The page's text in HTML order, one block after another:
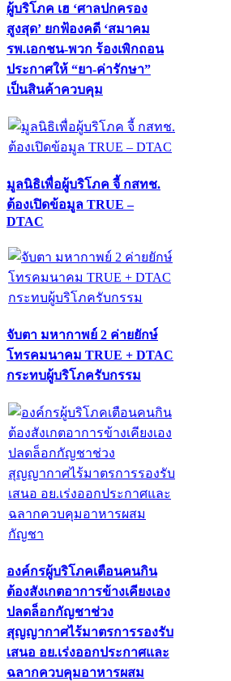
ผู้บริโภค เฮ ‘ศาลปกครอง
สูงสุด’ ยกฟ้องคดี ‘สมาคม
รพ.เอกชน-พวก ร้องเพิกถอน
ประกาศให้ “ยา-ค่ารักษา”
เป็นสินค้าควบคุม
มูลนิธิเพื่อผู้บริโภค จี้ กสทช.
ต้องเปิดข้อมูล TRUE –
DTAC
จับตา มหากาพย์ 2 ค่ายยักษ์
โทรคมนาคม TRUE + DTAC
กระทบผู้บริโภครับกรรม
องค์กรผู้บริโภคเตือนคนกิน
ต้องสังเกตอาการข้างเคียงเอง
ปลดล็อกกัญชาช่วง
สุญญากาศไร้มาตรการรองรับ
เสนอ อย.เร่งออกประกาศและ
ฉลากควบคุมอาหารผสม